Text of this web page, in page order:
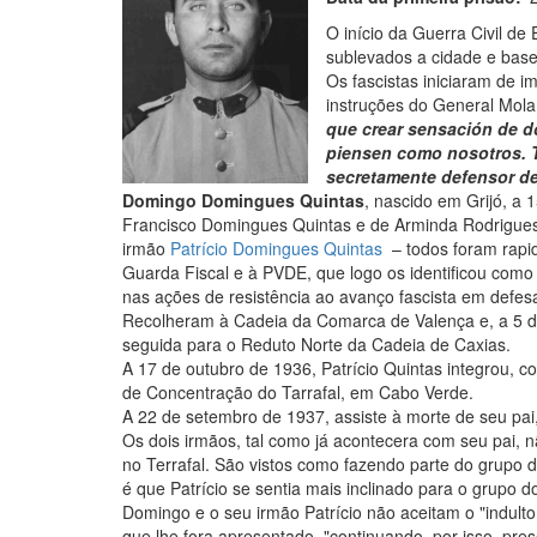
O início da Guerra Civil de
sublevados a cidade e
Os fascistas iniciaram de
instruções do General
que crear sensación de
piensen como nosotros.
secretamente defensor
Domingo Domingues Quintas, nascido em Grijó, a
Francisco Domingues Quintas e de Arminda
irmão Patrício Domingues Quintas – todos foram
Guarda Fiscal e à PVDE, que logo os identificou
nas ações de resistência ao avanço fascista em
Recolheram à Cadeia da Comarca de Valença e, a
seguida para o Reduto Norte da Cadeia de Caxias.
A 17 de outubro de 1936, Patrício Quintas integrou,
de Concentração do Tarrafal, em Cabo Verde.
A 22 de setembro de 1937, assiste à morte de seu
Os dois irmãos, tal como já acontecera com seu pai,
no Terrafal. São vistos como fazendo parte do grupo
é que Patrício se sentia mais inclinado para o grupo
Domingo e o seu irmão Patrício não aceitam o